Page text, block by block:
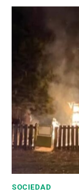
SOCIEDAD